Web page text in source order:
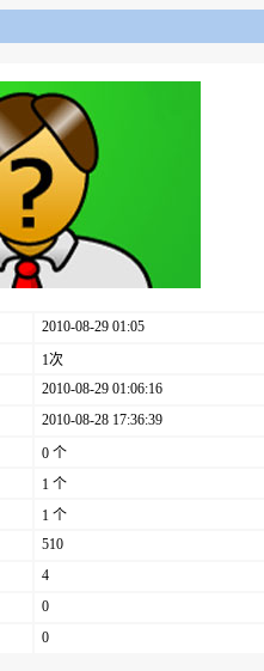
2010-08-29 01:05
1次
2010-08-29 01:06:16
2010-08-28 17:36:39
0 个
1 个
1 个
510
4
0
0